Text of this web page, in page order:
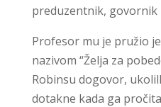
preduzentnik,
Profesor mu je pružio
nazivom “Želja za
Robinsu dogovor,
dotakne kada ga